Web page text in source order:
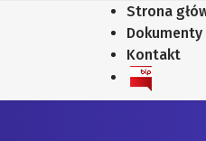
Strona
Kontakt